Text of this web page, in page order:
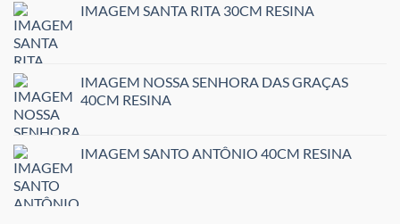
IMAGEM SANTA RITA 30CM RESINA
IMAGEM NOSSA SENHORA DAS GRAÇAS
40CM RESINA
IMAGEM SANTO ANTÔNIO 40CM RESINA